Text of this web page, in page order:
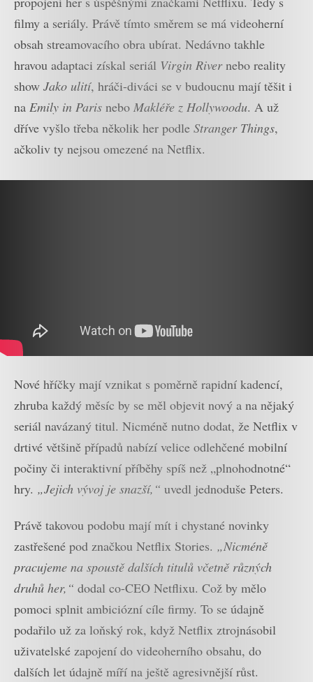
filmy a seriály. Právě tímto směrem se má videoherní
obsah streamovacího obra ubírat. Nedávno takhle
hravou adaptaci získal seriál Virgin Rivernebo reality
show Jako ulití, hráči-diváci se v budoucnu mají těšit i
na Emily in Paris nebo Makléře z Hollywoodu. A už
dříve vyšlo třeba několik her podle Stranger Things,
ačkoliv ty nejsou omezené na Netflix.
Nové hříčky mají vznikat s poměrně rapidní kadencí,
zhruba každý měsíc by se měl objevit nový a na nějaký
seriál navázaný titul. Nicméně nutno dodat, že Netflix v
drtivé většině případů nabízí velice odlehčené mobilní
počiny či interaktivní příběhy spíš než „plnohodnotné“
hry. „Jejich vývoj je snazší,“ uvedl jednoduše Peters.
Právě takovou podobu mají mít i chystané novinky
zastřešené pod značkou Netflix Stories. „Nicméně
pracujeme na spoustě dalších titulů včetně různých
druhů her,“ dodal co-CEO Netflixu. Což by mělo
pomoci splnit ambiciózní cíle firmy. To se údajně
podařilo už za loňský rok, když Netflix ztrojnásobil
uživatelské zapojení do videoherního obsahu, do
dalších let údajně míří na ještě agresivnější růst.